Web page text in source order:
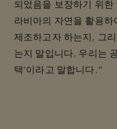
되었음을 보장하기 위
라비아의 자연을 활용
제조하고자 하는지, 그
는지 말입니다. 우리는
택'이라고 말합니다."